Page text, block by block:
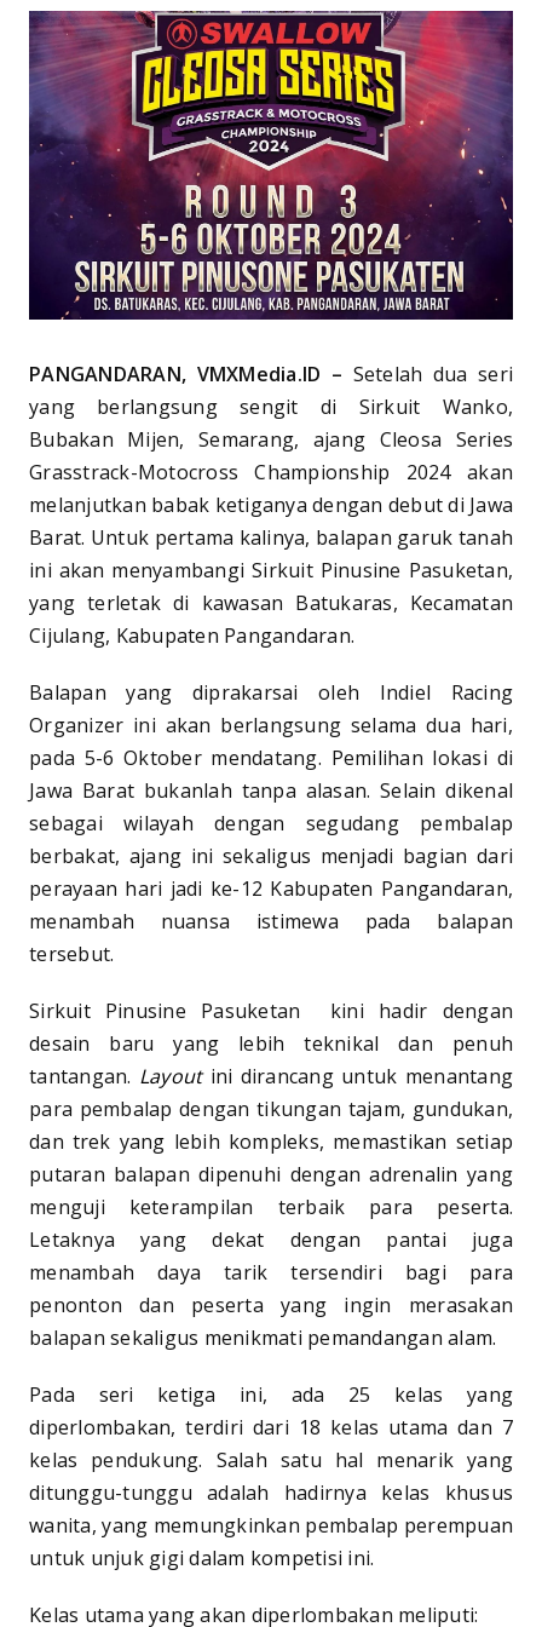
PANGANDARAN, VMXMedia.ID – Setelah dua seri
yang berlangsung sengit di Sirkuit Wanko,
Bubakan Mijen, Semarang, ajang Cleosa Series
Grasstrack-Motocross Championship 2024 akan
melanjutkan babak ketiganya dengan debut di Jawa
Barat. Untuk pertama kalinya, balapan garuk tanah
ini akan menyambangi Sirkuit Pinusine Pasuketan,
yang terletak di kawasan Batukaras, Kecamatan
Cijulang, Kabupaten Pangandaran.
Balapan yang diprakarsai oleh Indiel Racing
Organizer ini akan berlangsung selama dua hari,
pada 5-6 Oktober mendatang. Pemilihan lokasi di
Jawa Barat bukanlah tanpa alasan. Selain dikenal
sebagai wilayah dengan segudang pembalap
berbakat, ajang ini sekaligus menjadi bagian dari
perayaan hari jadi ke-12 Kabupaten Pangandaran,
menambah nuansa istimewa pada balapan
tersebut.
Sirkuit Pinusine Pasuketan kini hadir dengan
desain baru yang lebih teknikal dan penuh
tantangan. Layoutini dirancang untuk menantang
para pembalap dengan tikungan tajam, gundukan,
dan trek yang lebih kompleks, memastikan setiap
putaran balapan dipenuhi dengan adrenalin yang
menguji keterampilan terbaik para peserta.
Letaknya yang dekat dengan pantai juga
menambah daya tarik tersendiri bagi para
penonton dan peserta yang ingin merasakan
balapan sekaligus menikmati pemandangan alam.
Pada seri ketiga ini, ada 25 kelas yang
diperlombakan, terdiri dari 18 kelas utama dan 7
kelas pendukung. Salah satu hal menarik yang
ditunggu-tunggu adalah hadirnya kelas khusus
wanita, yang memungkinkan pembalap perempuan
untuk unjuk gigi dalam kompetisi ini.
Kelas utama yang akan diperlombakan meliputi: